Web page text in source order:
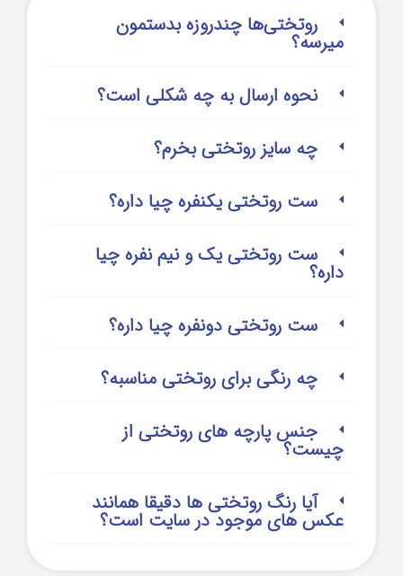
روتختی‌‌ها چندروزه بدستمون
میرسه؟
نحوه ارسال به چه شکلی است؟
چه سایز روتختی بخرم؟
ست روتختی یکنفره چیا داره؟
ست روتختی یک و نیم نفره چیا
داره؟
ست روتختی دونفره چیا داره؟
چه رنگی برای روتختی مناسبه؟
جنس پارچه های روتختی از
چیست؟
آیا رنگ روتختی ها دقیقا همانند
عکس های موجود در سایت است؟